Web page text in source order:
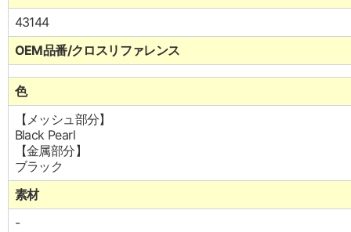
43144
OEM品番/クロスリファレンス
色
【メッシュ部分】
Black Pearl
【金属部分】
ブラック
素材
-